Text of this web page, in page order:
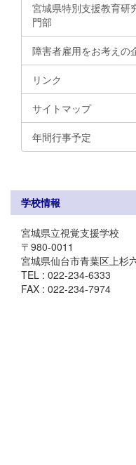
宮城県特別支援教育
門部
障害者雇用をお考えの
リンク
サイトマップ
年間行事予定
学校情報
宮城県立視覚支援学校
〒980-0011
宮城県仙台市青葉区上杉
TEL : 022-234-6333
FAX : 022-234-7974